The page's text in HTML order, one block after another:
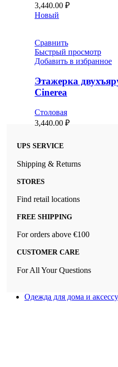
3,440.00 ₽
Новый
Сравнить
Быстрый просмотр
Добавить в избранное
Этажерка
Cinerea
Столовая
3,440.00 ₽
UPS SERVICE
Shipping & Returns
STORES
Find retail locations
FREE SHIPPING
For orders above €100
CUSTOMER CARE
For All Your Questions
Одежда для дома и